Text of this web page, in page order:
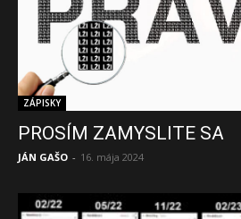
ZÁPISKY
PROSÍM ZAMYSLITE SA
JÁN GAŠO - 16. mája 2024